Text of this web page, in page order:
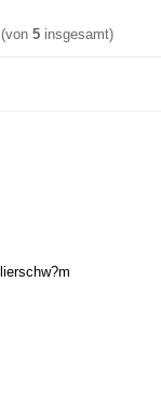
(von 5 insgesamt)